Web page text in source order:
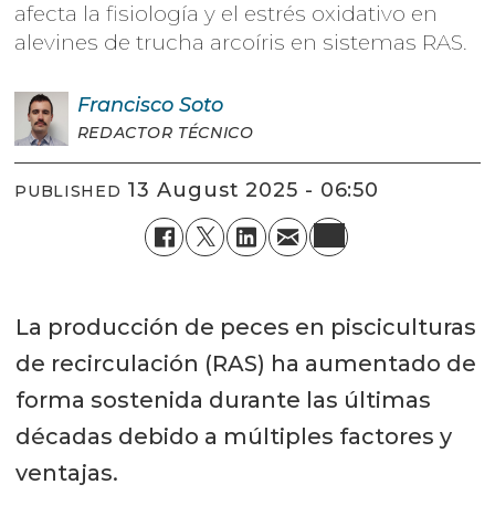
afecta la fisiología y el estrés oxidativo en
alevines de trucha arcoíris en sistemas RAS.
Francisco Soto
REDACTOR TÉCNICO
PUBLISHED 13 August 2025 - 06:50
La producción de peces en pisciculturas
de recirculación (RAS) ha aumentado de
forma sostenida durante las últimas
décadas debido a múltiples factores y
ventajas.